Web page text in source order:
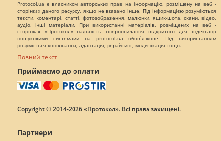
Protocol.ua є власником авторських прав на інформацію, розміщену на веб -
сторінках даного ресурсу, якщо не вказано інше. Під інформацією розуміються
тексти, коментарі, статті, фотозображення, малюнки, ящик-шота, скани, відео,
аудіо, інші матеріали. При використанні матеріалів, розміщених на веб -
сторінках «Протокол» наявність гіперпосилання відкритого для індексації
пошуковими системами на protocol.ua обов`язкове. Під використанням
розуміється копіювання, адаптація, рерайтинг, модифікація тощо.
Повний текст
Приймаємо до оплати
Copyright © 2014-2026 «Протокол». Всі права захищені.
Партнери